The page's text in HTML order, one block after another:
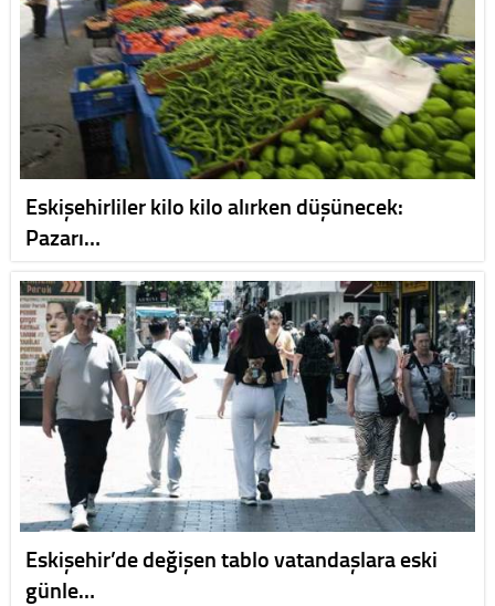
Eskişehirliler kilo kilo alırken düşünecek:
Pazarı…
Eskişehir’de değişen tablo vatandaşlara eski
günle…